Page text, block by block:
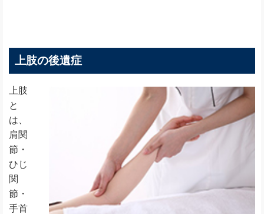
上肢の後遺症
上肢
と
は、
肩関
節・
ひじ
関
節・
手首